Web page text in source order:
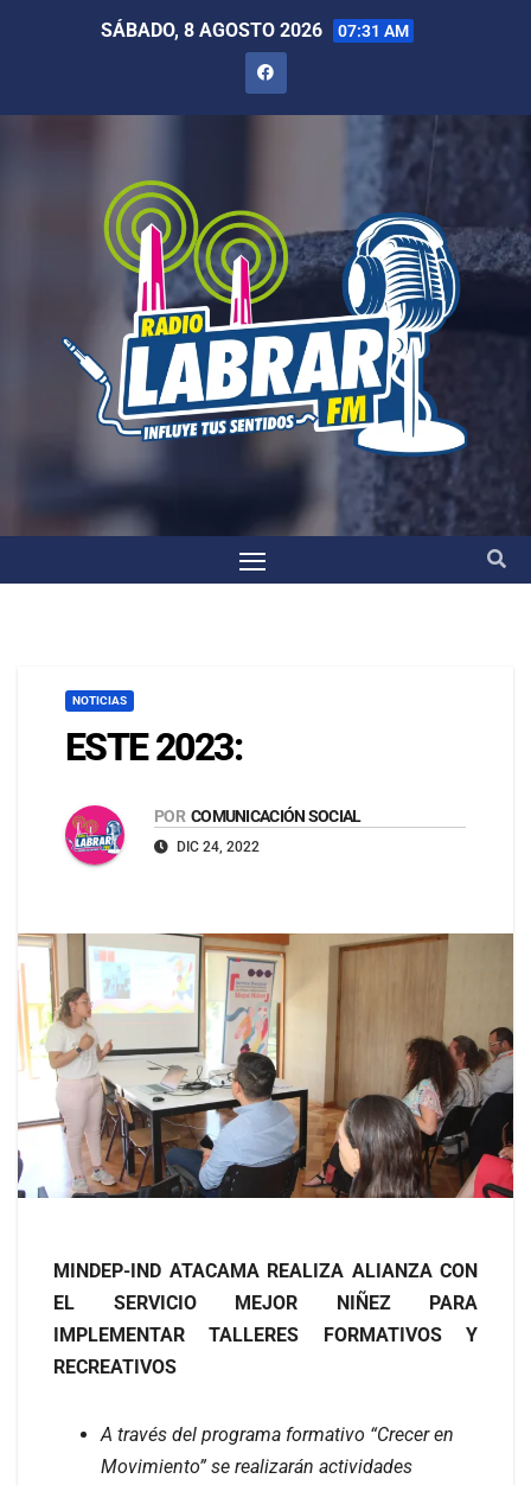
SÁBADO, 8 AGOSTO 2026 07:31 AM
NOTICIAS
ESTE 2023:
POR COMUNICACIÓN SOCIAL
DIC 24, 2022
MINDEP-IND ATACAMA REALIZA ALIANZA CON
EL SERVICIO MEJOR NIÑEZ PARA
IMPLEMENTAR TALLERES FORMATIVOS Y
RECREATIVOS
A través del programa formativo “Crecer en
Movimiento” se realizarán actividades